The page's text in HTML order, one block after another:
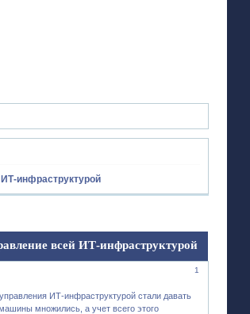
инфраструктурой
всей ИТ-инфраструктурой
1
ИТ-инфраструктурой стали давать
множились, а учет всего этого